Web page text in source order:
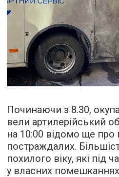
Починаючи з 8.30,
вели артилерійський
на 10:00 відомо ще про
постраждалих.
похилого віку, які під
у власних